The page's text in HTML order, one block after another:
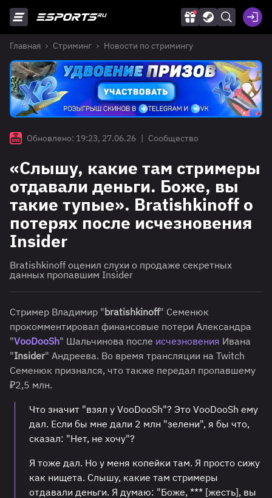
Главная Стриминг Новости по стримингу
Обновлено: 19:23, 27.06.26 | Сообщество
«Слышу, какие там стримеры
отдавали деньги. Боже, вы
такие тупые». Bratishkinoff о
потерях после исчезновения
Insider
Bratishkinoff оценил слухи о продаже секретных
данных пропавшим Insider
Стример Владимир "bratishkinoff" Семенюк
прокомментировал финансовые потери Александра
"VooDooSh" Шальчинова после исчезновения Ивана
"Insider" Андреева. Во время трансляции на Twitch
Семенюк признался, что также передал пропавшему
₽2,5 млн.
Что значит "взял у VooDooSh"? Это VooDooSh ему
дал. Если бы мне дали 2 млн "зелени", я бы что,
сказал: "Нет, не хочу"?
Я тоже дал. Но у меня копейки там. Я просто сижу
как нищета. Слышу, какие там стримеры
отдавали деньги. Я думаю: "Боже, *** [жесть], вы